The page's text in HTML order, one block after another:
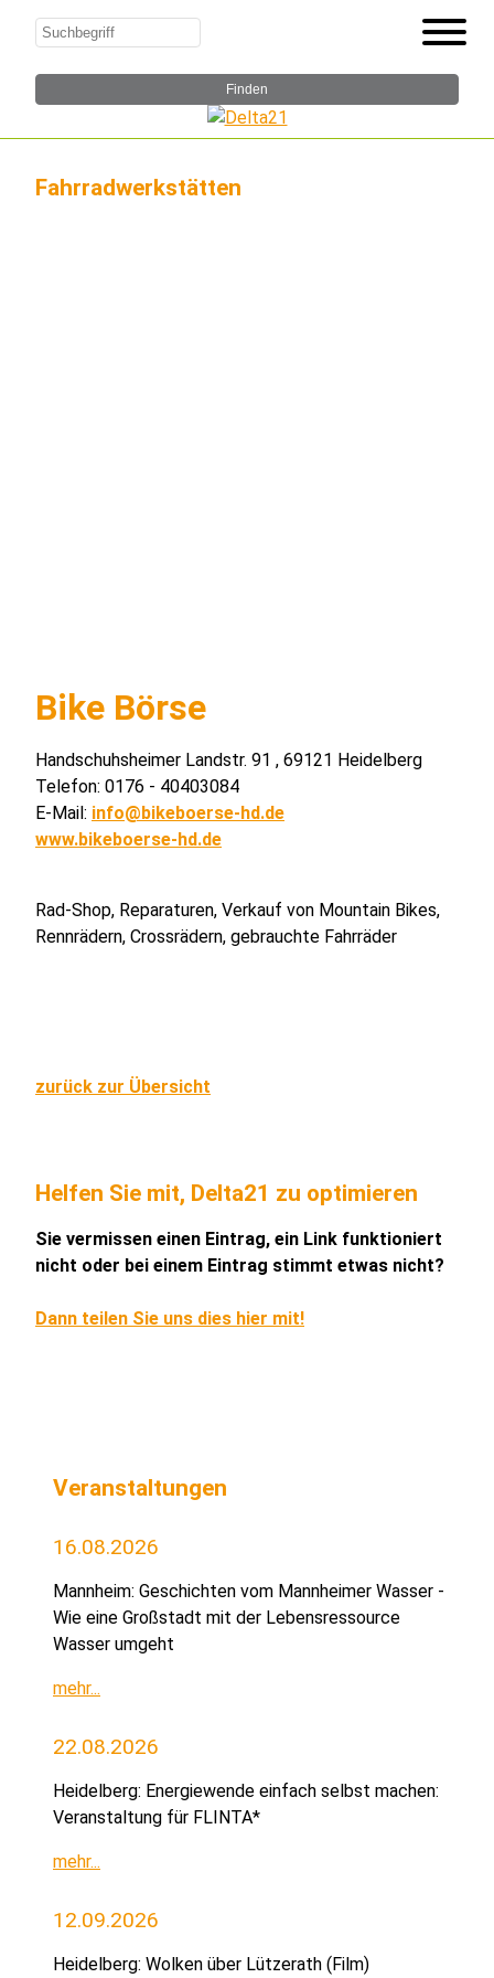
Fahrradwerkstätten
Bike Börse
Handschuhsheimer Landstr. 91 , 69121 Heidelberg
Telefon: 0176 - 40403084
E-Mail: info@bikeboerse-hd.de
www.bikeboerse-hd.de
Rad-Shop, Reparaturen, Verkauf von Mountain Bikes,
Rennrädern, Crossrädern, gebrauchte Fahrräder
zurück zur Übersicht
Helfen Sie mit, Delta21 zu optimieren
Sie vermissen einen Eintrag, ein Link funktioniert
nicht oder bei einem Eintrag stimmt etwas nicht?
Dann teilen Sie uns dies hier mit!
Veranstaltungen
16.08.2026
Mannheim: Geschichten vom Mannheimer Wasser -
Wie eine Großstadt mit der Lebensressource
Wasser umgeht
mehr...
22.08.2026
Heidelberg: Energiewende einfach selbst machen:
Veranstaltung für FLINTA*
mehr...
12.09.2026
Heidelberg: Wolken über Lützerath (Film)